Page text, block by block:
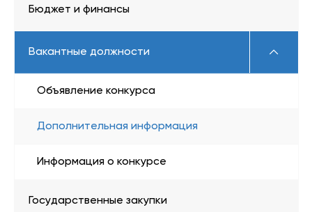
Бюджет и финансы
Вакантные должности
Объявление конкурса
Дополнительная информация
Информация о конкурсе
Государственные закупки